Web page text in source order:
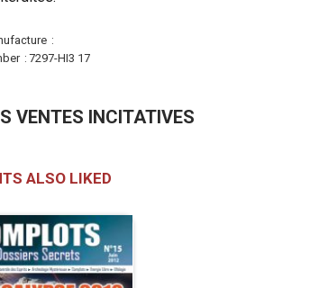
7297-HI3 17
VENTES INCITATIVES
ALSO LIKED